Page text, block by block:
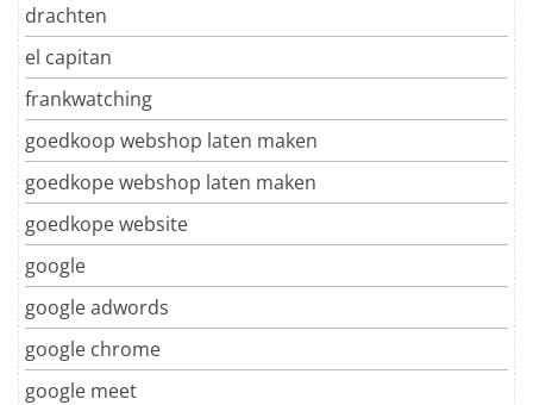
drachten
el capitan
frankwatching
goedkoop webshop laten maken
goedkope webshop laten maken
goedkope website
google
google adwords
google chrome
google meet